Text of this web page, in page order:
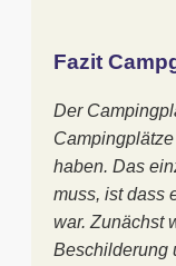
Fazit
Der
haben. Das
muss, ist dass
war. Zunächst
Beschilderung